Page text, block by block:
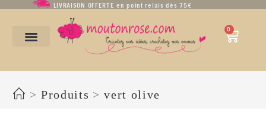
LIVRAISON OFFERTE en point relais dès 75€
0
> Produits > vert olive